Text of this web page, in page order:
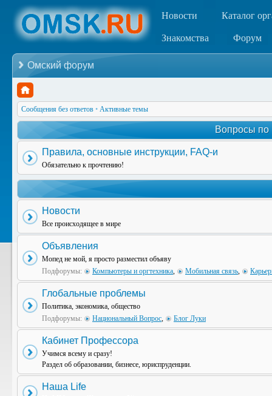
Новости Каталог
Знакомства Форум
Омский форум
Сообщения без ответов • Активные темы
Вопросы по
Правила, основные инструкции, FAQ-и
Обязательно к прочтению!
Новости
Все происходящее в мире
Объявления
Мопед не мой, я просто разместил объяву
Подфорумы:
Компьютеры и оргтехника, Мобильная связь,
Глобальные проблемы
Политика, экономика, общество
Подфорумы:
Национальный Вопрос, Блог Луки
Кабинет Профессора
Учимся всему и сразу!
Раздел об образовании, бизнесе, юриспруденции.
Наша Life